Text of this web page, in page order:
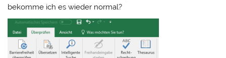
bekomme ich es wieder normal?